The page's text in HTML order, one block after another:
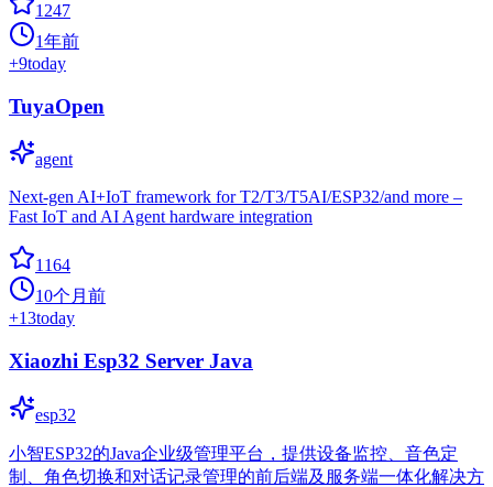
1247
1年前
+9today
TuyaOpen
agent
Next-gen AI+IoT framework for T2/T3/T5AI/ESP32/and more –
Fast IoT and AI Agent hardware integration
1164
10个月前
+13today
Xiaozhi Esp32 Server Java
esp32
小智ESP32的Java企业级管理平台，提供设备监控、音色定
制、角色切换和对话记录管理的前后端及服务端一体化解决方